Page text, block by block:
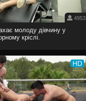
4953
молоду дівчину у
кріслі.
HD